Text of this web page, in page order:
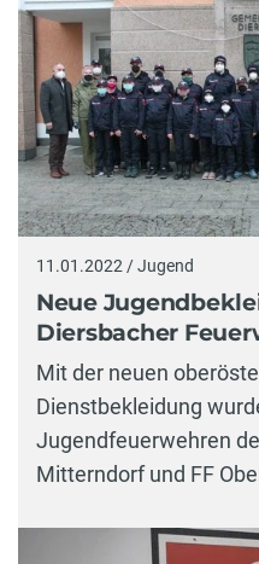
11.01.2022 / Jugend
Neue
Diersbacher
Mit der neuen
Dienstbekleidung
Jugendfeuerwehren
Mitterndorf und FF